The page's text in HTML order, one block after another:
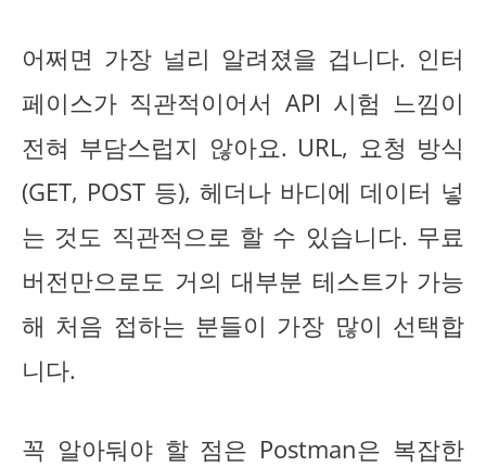
어쩌면 가장 널리 알려졌을 겁니다. 인터
페이스가 직관적이어서 API 시험 느낌이
전혀 부담스럽지 않아요. URL, 요청 방식
(GET, POST 등), 헤더나 바디에 데이터 넣
는 것도 직관적으로 할 수 있습니다. 무료
버전만으로도 거의 대부분 테스트가 가능
해 처음 접하는 분들이 가장 많이 선택합
니다.
꼭 알아둬야 할 점은 Postman은 복잡한